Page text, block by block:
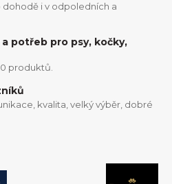
dohodě i v odpoledních a
potřeb pro psy, kočky,
produktů.
kvalita, velký výběr, dobré